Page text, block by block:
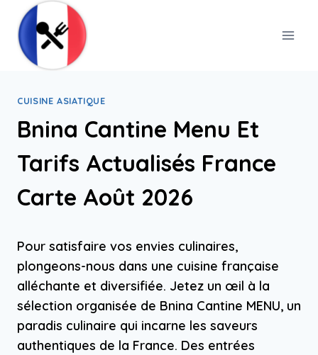
content
CUISINE ASIATIQUE
Bnina Cantine Menu Et
Tarifs Actualisés France
Carte Août 2026
Pour satisfaire vos envies culinaires,
plongeons-nous dans une cuisine française
alléchante et diversifiée. Jetez un œil à la
sélection organisée de Bnina Cantine MENU, un
paradis culinaire qui incarne les saveurs
authentiques de la France. Des entrées